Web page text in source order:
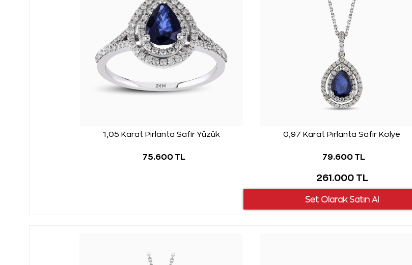
1,05 Karat Pırlanta Safir Yüzük
75.600 TL
0,97 Karat Pırlanta Safir Kolye
79.600 TL
261.000 TL